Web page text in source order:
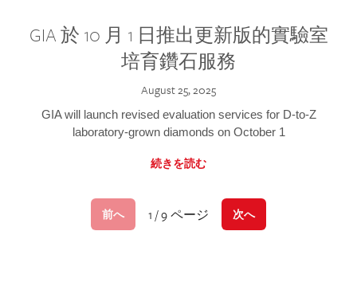
GIA 於 10 月 1 日推出更新版的實驗室
培育鑽石服務
August 25, 2025
GIA will launch revised evaluation services for D-to-Z
laboratory-grown diamonds on October 1
続きを読む
前へ 1 / 9 ページ 次へ